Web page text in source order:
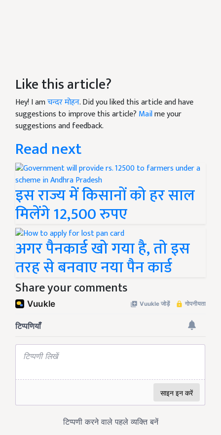
Like this article?
Hey! I amचन्दर मोहन. Did you liked this article and have
suggestions to improve this article? Mailme your
suggestions and feedback.
Read next
इस राज्य में किसानों को हर साल
मिलेंगे 12,500 रुपए
अगर पैनकार्ड खो गया है, तो इस
तरह से बनवाए नया पैन कार्ड
Share your comments